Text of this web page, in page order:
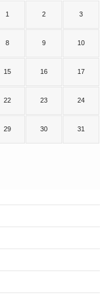
1 2 3
8 9 10
15 16 17
22 23 24
29 30 31